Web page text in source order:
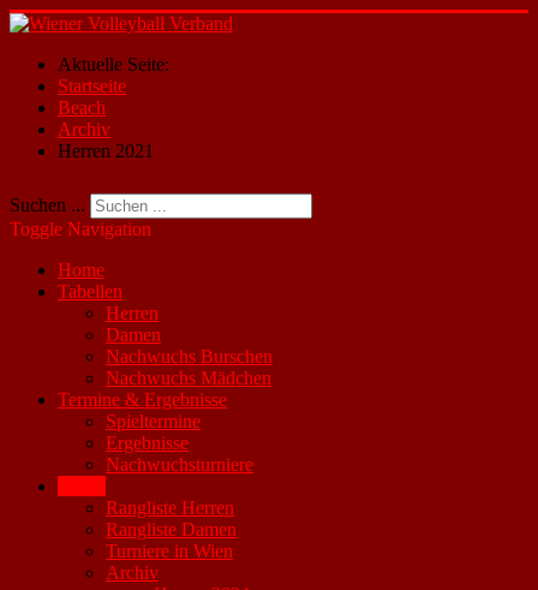
Aktuelle Seite:
Startseite
Beach
Archiv
Herren 2021
Suchen ...
Toggle Navigation
Home
Tabellen
Herren
Damen
Nachwuchs Burschen
Nachwuchs Mädchen
Termine & Ergebnisse
Spieltermine
Ergebnisse
Nachwuchsturniere
Rangliste Herren
Rangliste Damen
Turniere in Wien
Archiv